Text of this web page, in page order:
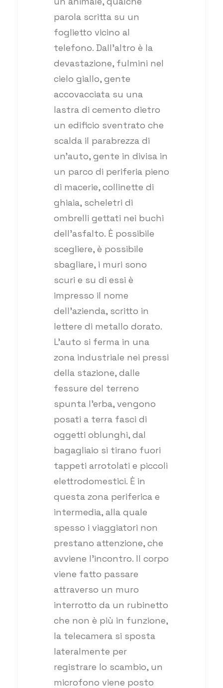
parola scritta su un
foglietto vicino al
telefono. Dall’altro è la
devastazione, fulmini nel
cielo giallo, gente
accovacciata su una
lastra di cemento dietro
un edificio sventrato che
scalda il parabrezza di
un’auto, gente in divisa in
un parco di periferia pieno
di macerie, collinette di
ghiaia, scheletri di
ombrelli gettati nei buchi
dell’asfalto. È possibile
scegliere, è possibile
sbagliare, i muri sono
scuri e su di essi è
impresso il nome
dell’azienda, scritto in
lettere di metallo dorato.
L’auto si ferma in una
zona industriale nei pressi
della stazione, dalle
fessure del terreno
spunta l’erba, vengono
posati a terra fasci di
oggetti oblunghi, dal
bagagliaio si tirano fuori
tappeti arrotolati e piccoli
elettrodomestici. È in
questa zona periferica e
intermedia, alla quale
spesso i viaggiatori non
prestano attenzione, che
avviene l’incontro. Il corpo
viene fatto passare
attraverso un muro
interrotto da un rubinetto
che non è più in funzione,
la telecamera si sposta
lateralmente per
registrare lo scambio, un
microfono viene posto